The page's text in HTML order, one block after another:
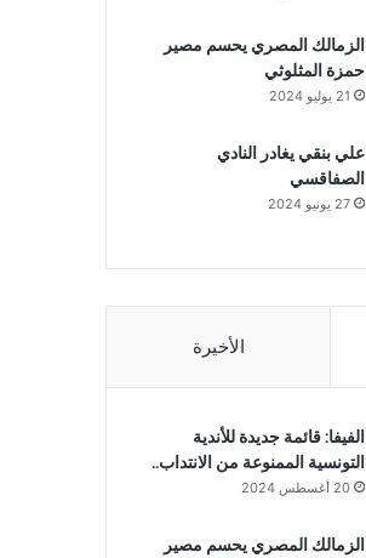
الزمالك المصري يحسم مصير
حمزة المثلوثي
21 يوليو 2024
علي بنقي يغادر النادي
الصفاقسي
27 يونيو 2024
الأخيرة
الفيفا: قائمة جديدة للأندية
التونسية الممنوعة من الانتداب..
20 أغسطس 2024
الزمالك المصري يحسم مصير